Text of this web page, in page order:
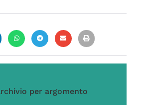
per argomento